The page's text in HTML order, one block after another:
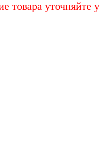
товара уточняйте у